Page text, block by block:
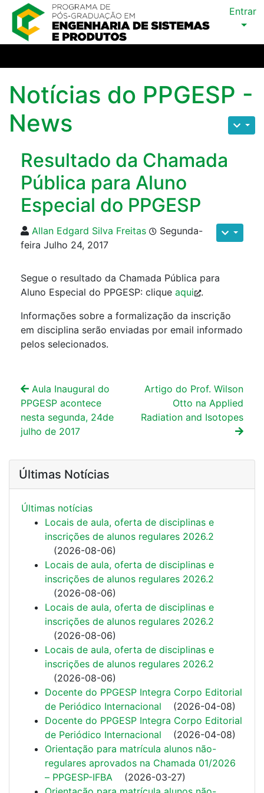
Entrar
Notícias do PPGESP -
News
Resultado da Chamada
Pública para Aluno
Especial do PPGESP
Allan Edgard Silva Freitas
Segunda-
feira Julho 24, 2017
Segue o resultado da Chamada Pública para
Aluno Especial do PPGESP: clique aqui
.
Informações sobre a formalização da inscrição
em disciplina serão enviadas por email informado
pelos selecionados.
Aula Inaugural do
PPGESP acontece
nesta segunda, 24de
julho de 2017
Artigo do Prof. Wilson
Otto na Applied
Radiation and Isotopes
Últimas Notícias
Últimas notí­cias
Locais de aula, oferta de disciplinas e
inscrições de alunos regulares 2026.2
(2026-08-06)
Locais de aula, oferta de disciplinas e
inscrições de alunos regulares 2026.2
(2026-08-06)
Locais de aula, oferta de disciplinas e
inscrições de alunos regulares 2026.2
(2026-08-06)
Locais de aula, oferta de disciplinas e
inscrições de alunos regulares 2026.2
(2026-08-06)
Docente do PPGESP Integra Corpo Editorial
de Periódico Internacional
(2026-04-08)
Docente do PPGESP Integra Corpo Editorial
de Periódico Internacional
(2026-04-08)
Orientação para matrícula alunos não-
regulares aprovados na Chamada 01/2026
– PPGESP-IFBA (2026-03-27)